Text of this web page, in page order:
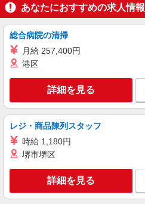
あなたにおすすめの求人情報
総合病院の清掃
月給 257,400円
港区
詳細を見る
レジ・商品陳列スタッフ
時給 1,180円
堺市堺区
詳細を見る